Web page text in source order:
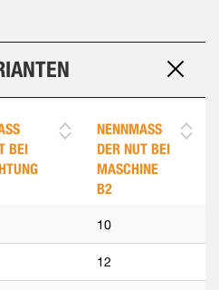
BEI
NENNMASS
DER NUT BEI
MASCHINE
B2
10
12